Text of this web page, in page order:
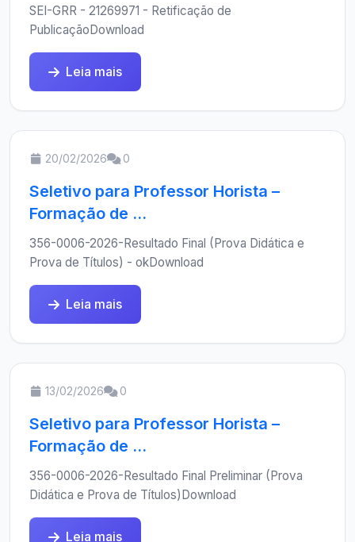
SEI-GRR - 21269971 - Retificação de
PublicaçãoDownload
Leia mais
20/02/2026 0
Seletivo para Professor Horista –
Formação de ...
356-0006-2026-Resultado Final (Prova Didática e
Prova de Títulos) - okDownload
Leia mais
13/02/2026 0
Seletivo para Professor Horista –
Formação de ...
356-0006-2026-Resultado Final Preliminar (Prova
Didática e Prova de Títulos)Download
Leia mais